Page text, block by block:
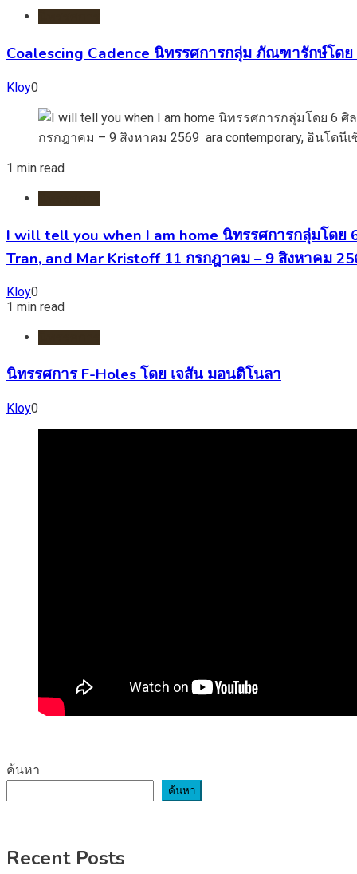
Coalescing Cadence นิทรรศการกลุ่ม ภัณฑารักษ์โดย
Kloy0
1 min read
I will tell you when I am home นิทรรศการกลุ่มโดย
Tran, and Mar Kristoff 11 กรกฎาคม – 9 สิงหาคม
Kloy0
1 min read
นิทรรศการ F-Holes โดย เจสัน มอนติโนลา
Kloy0
ค้นหา
ค้นหา
Recent Posts